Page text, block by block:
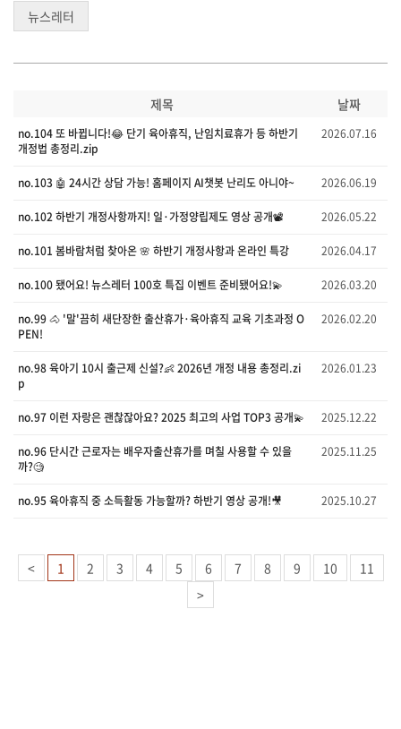
뉴스레터
제목 날짜
no.104 또 바뀝니다!😂 단기 육아휴직, 난임치료휴가 등 하반기
개정법 총정리.zip
2026.07.16
no.103 🤖 24시간 상담 가능! 홈페이지 AI챗봇 난리도 아니야~ 2026.06.19
no.102 하반기 개정사항까지! 일·가정양립제도 영상 공개📽️ 2026.05.22
no.101 봄바람처럼 찾아온 🌸 하반기 개정사항과 온라인 특강 2026.04.17
no.100 됐어요! 뉴스레터 100호 특집 이벤트 준비됐어요!💫 2026.03.20
no.99 🐴 '말'끔히 새단장한 출산휴가·육아휴직 교육 기초과정 O
PEN!
2026.02.20
no.98 육아기 10시 출근제 신설?👶 2026년 개정 내용 총정리.zi
p
2026.01.23
no.97 이런 자랑은 괜찮잖아요? 2025 최고의 사업 TOP3 공개💫 2025.12.22
no.96 단시간 근로자는 배우자출산휴가를 며칠 사용할 수 있을
까?🧐
2025.11.25
no.95 육아휴직 중 소득활동 가능할까? 하반기 영상 공개!🎥 2025.10.27
< 1 2 3 4 5 6 7 8 9 10
11
>